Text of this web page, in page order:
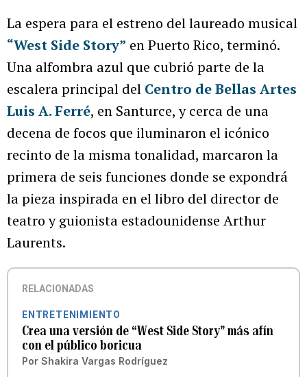
La espera para el estreno del laureado musical
“West Side Story” en Puerto Rico, terminó.
Una alfombra azul que cubrió parte de la
escalera principal del Centro de Bellas Artes
Luis A. Ferré, en Santurce, y cerca de una
decena de focos que iluminaron el icónico
recinto de la misma tonalidad, marcaron la
primera de seis funciones donde se expondrá
la pieza inspirada en el libro del director de
teatro y guionista estadounidense Arthur
Laurents.
RELACIONADAS
ENTRETENIMIENTO
Crea una versión de “West Side Story” más afín
con el público boricua
Por Shakira Vargas Rodríguez